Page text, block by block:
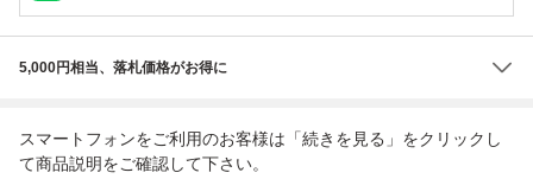
5,000円相当、落札価格がお得に
スマートフォンをご利用のお客様は「続きを見る」をクリックし
て商品説明をご確認して下さい。